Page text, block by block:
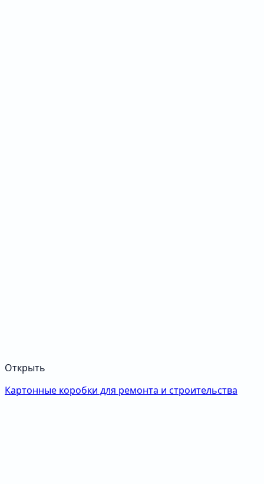
Открыть
Картонные коробки для ремонта и строительства